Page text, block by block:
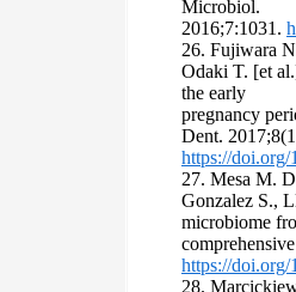
Microbiol.
2016;7:1031.
26. Fujiwara
Odaki T. [et
the early
pregnancy
Dent.
https://doi.org/
27. Mesa M.
Gonzalez S.,
microbiome
https://doi.org/
28.